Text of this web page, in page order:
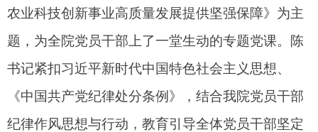
农业科技创新事业高质量发展提供坚强保障》 为主
题， 为全院党员干部上了一堂生动的专题党课。 陈
书记紧扣习近平新时代中国特色社会主义思想、
《中国共产党纪律处分条例》，结合我院党员干部
纪律作风思想与行动，教育引导全体党员干部坚定